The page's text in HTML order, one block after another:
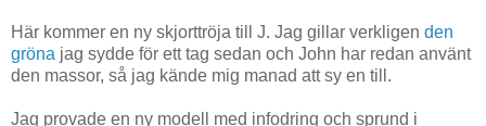
Här kommer en ny skjorttröja till J. Jag gillar verkligen den
gröna jag sydde för ett tag sedan och John har redan använt
den massor, så jag kände mig manad att sy en till.
Jag provade en ny modell med infodring och sprund i